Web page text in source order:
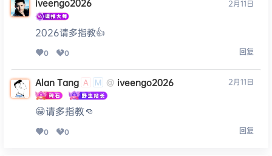
iveengo2026 2月11日
2026请多指教👍
0 0 回复
Alan Tang A M @ iveengo2026 2月11日
😁请多指教👊
0 0 回复